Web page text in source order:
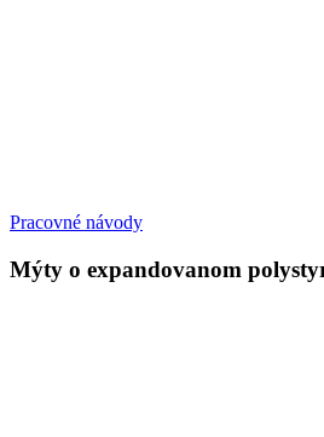
Pracovné návody
Mýty o expandovanom